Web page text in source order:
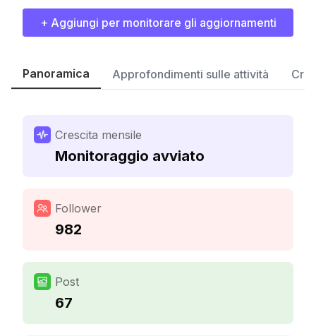
+ Aggiungi per monitorare gli aggiornamenti
Panoramica Approfondimenti sulle attività
Crescita mensile
Monitoraggio avviato
Follower
982
Post
67